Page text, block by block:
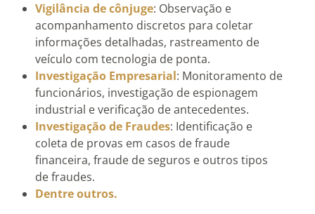
Vigilância de cônjuge: Observação e
acompanhamento discretos para coletar
informações detalhadas, rastreamento de
veículo com tecnologia de ponta.
Investigação Empresarial: Monitoramento de
funcionários, investigação de espionagem
industrial e verificação de antecedentes.
Investigação de Fraudes: Identificação e
coleta de provas em casos de fraude
financeira, fraude de seguros e outros tipos
de fraudes.
Dentre outros.